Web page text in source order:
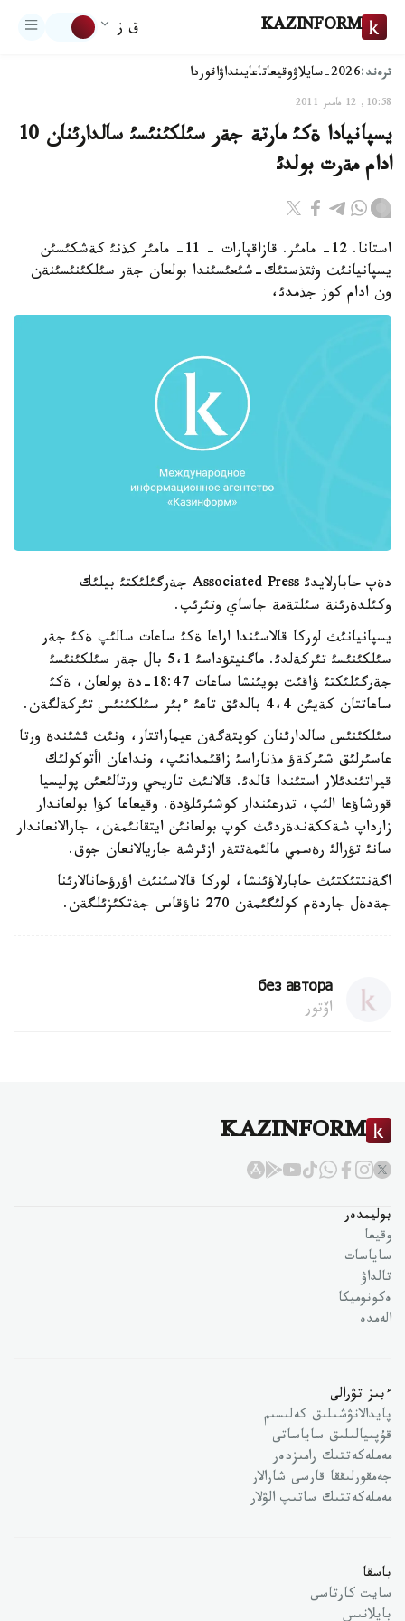
KAZINFORM ق ز
ترەند:2026-سايلاۋ وقيعاتاعايىنداۋاقوردا
10:58, 12 مامىر 2011
يسپانيادا ةكئ مارتة جةر سئلكئنئسئ سالدارئنان 10
ادام مةرت بولدئ
استانا. 12- مامئر. قازاقپارات - 11- مامئر كذنئ كةشكئسئن
يسپانيانئث وثتذستئك-شئعئسئندا بولعان جةر سئلكئنئسئنةن
ون ادام كوز جذمدئ،
دةپ حابارلايدئ Associated Press جةرگئلئكتئ بيلئك
وكئلدةرئنة سئلتةمة جاساي وتئرئپ.
يسپانيانئث لوركا قالاسئندا اراعا ةكئ ساعات سالئپ ةكئ جةر
سئلكئنئسئ تئركةلدئ. ماگنيتؤداسئ 5،1 بال جةر سئلكئنئسئ
جةرگئلئكتئ ؤاقئت بويئنشا ساعات 18:47-دة بولعان، ةكئ
ساعاتتان كةيئن 4،4 بالدئق تاعئ ءبئر سئلكئنئس تئركةلگةن.
سئلكئنئس سالدارئنان كوپتةگةن عيماراتتار، ونئث ئشئندة ورتا
عاسئرلئق شئركةؤ مذناراسئ زاقئمدانئپ، ونداعان اأتوكولئك
قيراتئندئلار استئندا قالدئ. قالانئث تاريحي ورتالئعئن پوليسيا
قورشاؤعا الئپ، تذرعئندار كوشئرئلؤدة. وقيعاعا كؤا بولعاندار
زارداپ شةككةندةردئث كوپ بولعانئن ايتقانئمةن، جارالانعاندار
سانئ تؤرالئ رةسمي مالئمةتتةر ازئرشة جاريالانعان جوق.
اگةنتتئكتئث حابارلاؤئنشا، لوركا قالاسئنئث اؤرؤحانالارئنا
جةدةل جاردةم كولئگئمةن 270 ناؤقاس جةتكئزئلگةن.
без автора
اۆتور
KAZINFORM
بوليمدەر
وقيعا
ساياسات
تالداۋ
ەكونوميكا
الەمدە
ءبىز تۋرالى
پايدالانۋشىلىق كەلىسىم
قۇپىيالىلىق ساياساتى
مەملەكەتتىك رامىزدەر
جەمقورلىققا قارسى شارالار
مەملەكەتتىك ساتىپ الۋلار
باسقا
سايت كارتاسى
بايلانىس